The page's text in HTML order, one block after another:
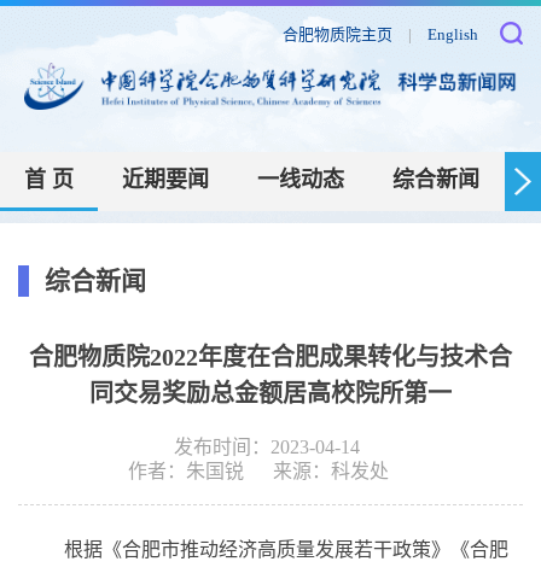
合肥物质院主页 | English
首 页 近期要闻 一线动态 综合新闻
综合新闻
合肥物质院2022年度在合肥成果转化与技术合
同交易奖励总金额居高校院所第一
发布时间：2023-04-14
作者： 朱国锐 来源： 科发处
根据《合肥市推动经济高质量发展若干政策》《合肥